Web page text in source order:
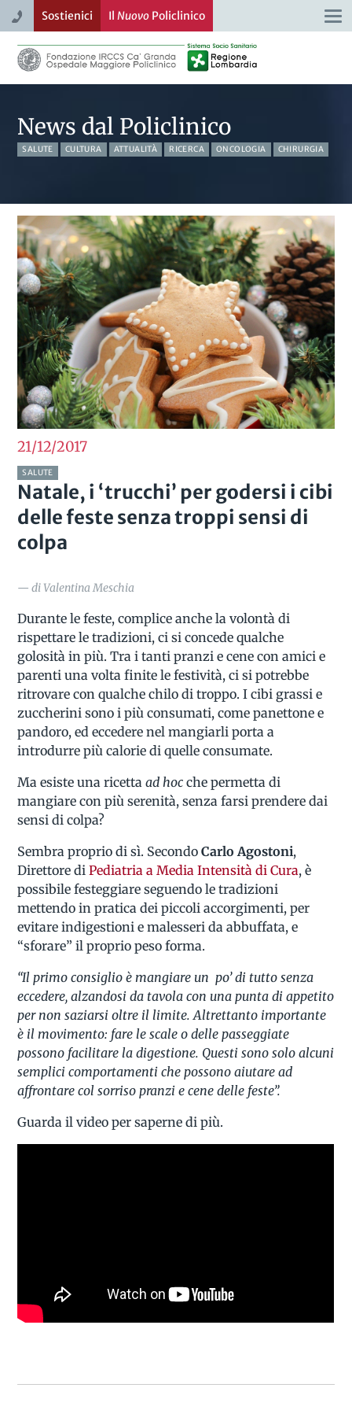
Sostienici Il NuovoPoliclinico
News dal Policlinico
SALUTE CULTURA ATTUALITÀ RICERCA ONCOLOGIA CHIRURGIA
21/122017
SALUTE
Natale, i ‘trucchi’ per godersi i cibi
delle feste senza troppi sensi di
colpa
— di Valentina Meschia
Durante le feste, complice anche la volontà di
rispettare le tradizioni, ci si concede qualche
golosità in più. Tra i tanti pranzi e cene con amici e
parenti una volta finite le festività, ci si potrebbe
ritrovare con qualche chilo di troppo. I cibi grassi e
zuccherini sono i più consumati, come panettone e
pandoro, ed eccedere nel mangiarli porta a
introdurre più calorie di quelle consumate.
Ma esiste una ricettaad hoc che permetta di
mangiare con più serenità, senza farsi prendere dai
sensi di colpa?
Sembra proprio di sì. SecondoCarlo Agostoni,
Direttore diPediatria a Media Intensità di Cura, è
possibile festeggiare seguendo le tradizioni
mettendo in pratica dei piccoli accorgimenti, per
evitare indigestioni e malesseri da abbuffata, e
“sforare” il proprio peso forma.
“Il primo consiglio è mangiare un po’ di tutto senza
eccedere, alzandosi da tavola con una punta di appetito
per non saziarsi oltre il limite. Altrettanto importante
è il movimento: fare le scale o delle passeggiate
possono facilitare la digestione. Questi sono solo alcuni
semplici comportamenti che possono aiutare ad
affrontare col sorriso pranzi e cene delle feste”.
Guarda il video per saperne di più.